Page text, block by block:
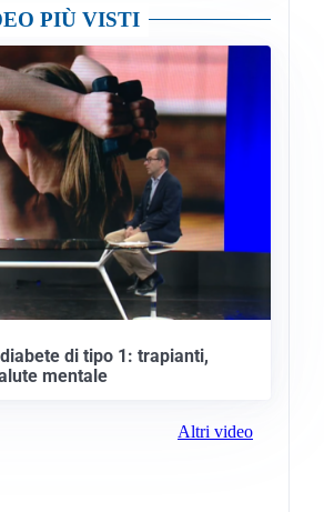
PIÙ VISTI
di tipo 1: trapianti,
mentale
Altri video